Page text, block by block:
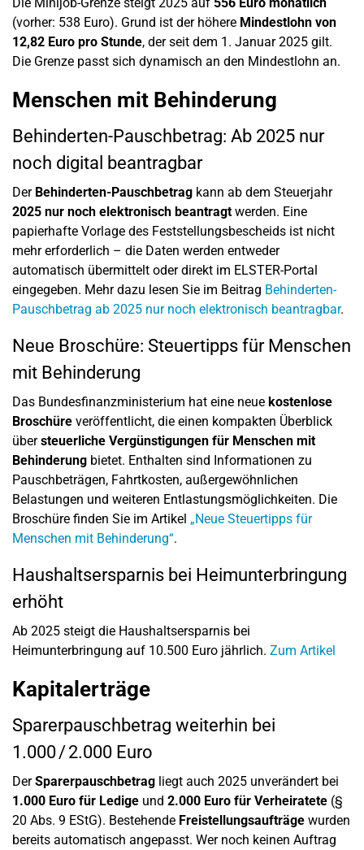
(vorher: 538 Euro). Grund ist der höhere Mindestlohn von
12,82 Euro pro Stunde, der seit dem 1. Januar 2025 gilt.
Die Grenze passt sich dynamisch an den Mindestlohn an.
Menschen mit Behinderung
Behinderten-Pauschbetrag: Ab 2025 nur
noch digital beantragbar
Der Behinderten-Pauschbetrag kann ab dem Steuerjahr
2025 nur noch elektronisch beantragtwerden. Eine
papierhafte Vorlage des Feststellungsbescheids ist nicht
mehr erforderlich – die Daten werden entweder
automatisch übermittelt oder direkt im ELSTER-Portal
eingegeben. Mehr dazu lesen Sie im Beitrag Behinderten-
Pauschbetrag ab 2025 nur noch elektronisch beantragbar.
Neue Broschüre: Steuertipps für Menschen
mit Behinderung
Das Bundesfinanzministerium hat eine neue kostenlose
Broschüre veröffentlicht, die einen kompakten Überblick
übersteuerliche Vergünstigungen für Menschen mit
Behinderung bietet. Enthalten sind Informationen zu
Pauschbeträgen, Fahrtkosten, außergewöhnlichen
Belastungen und weiteren Entlastungsmöglichkeiten. Die
Broschüre finden Sie im Artikel „Neue Steuertipps für
Menschen mit Behinderung“.
Haushaltsersparnis bei Heimunterbringung
erhöht
Ab 2025 steigt die Haushaltsersparnis bei
Heimunterbringung auf 10.500 Euro jährlich. Zum Artikel
Kapitalerträge
Sparerpauschbetrag weiterhin bei
1.000 / 2.000 Euro
DerSparerpauschbetrag liegt auch 2025 unverändert bei
1.000 Euro für Ledige und 2.000 Euro für Verheiratete (§
20 Abs. 9 EStG). Bestehende Freistellungsaufträge wurden
bereits automatisch angepasst. Wer noch keinen Auftrag